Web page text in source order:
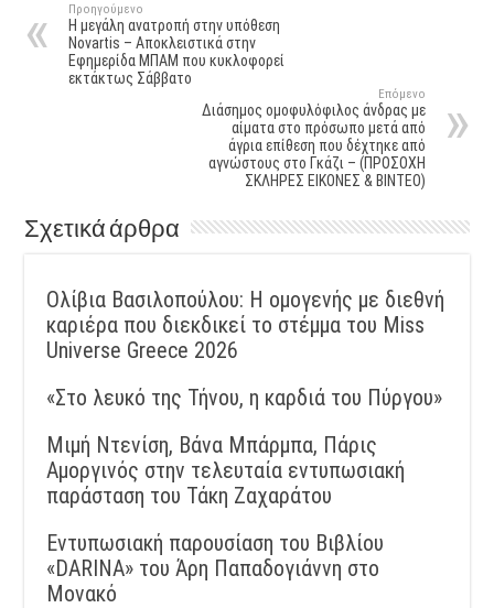
Προηγούμενο
Η μεγάλη ανατροπή στην υπόθεση
Novartis – Aποκλειστικά στην
Εφημερίδα ΜΠΑΜ που κυκλοφορεί
εκτάκτως Σάββατο
Επόμενο
Διάσημος ομοφυλόφιλος άνδρας με
αίματα στο πρόσωπο μετά από
άγρια επίθεση που δέχτηκε από
αγνώστους στο Γκάζι – (ΠΡΟΣΟΧΗ
ΣΚΛΗΡΕΣ ΕΙΚΟΝΕΣ & ΒΙΝΤΕΟ)
Σχετικά άρθρα
Ολίβια Βασιλοπούλου: Η ομογενής με διεθνή
καριέρα που διεκδικεί το στέμμα του Miss
Universe Greece 2026
«Στο λευκό της Τήνου, η καρδιά του Πύργου»
Μιμή Ντενίση, Βάνα Μπάρμπα, Πάρις
Αμοργινός στην τελευταία εντυπωσιακή
παράσταση του Τάκη Ζαχαράτου
Εντυπωσιακή παρουσίαση του Βιβλίου
«DARINA» του Άρη Παπαδογιάννη στο
Μονακό